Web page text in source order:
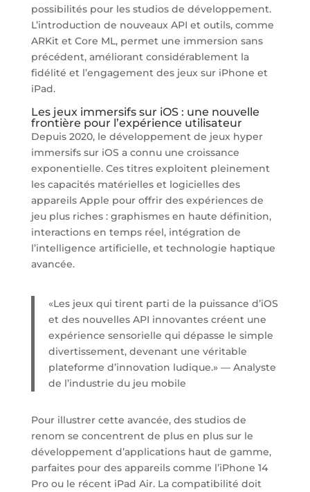
possibilités pour les studios de développement.
L’introduction de nouveaux API et outils, comme
ARKit et Core ML, permet une immersion sans
précédent, améliorant considérablement la
fidélité et l’engagement des jeux sur iPhone et
iPad.
Les jeux immersifs sur iOS : une nouvelle
frontière pour l’expérience utilisateur
Depuis 2020, le développement de jeux hyper
immersifs sur iOS a connu une croissance
exponentielle. Ces titres exploitent pleinement
les capacités matérielles et logicielles des
appareils Apple pour offrir des expériences de
jeu plus riches : graphismes en haute définition,
interactions en temps réel, intégration de
l’intelligence artificielle, et technologie haptique
avancée.
«Les jeux qui tirent parti de la puissance d’iOS
et des nouvelles API innovantes créent une
expérience sensorielle qui dépasse le simple
divertissement, devenant une véritable
plateforme d’innovation ludique.» — Analyste
de l’industrie du jeu mobile
Pour illustrer cette avancée, des studios de
renom se concentrent de plus en plus sur le
développement d’applications haut de gamme,
parfaites pour des appareils comme l’iPhone 14
Pro ou le récent iPad Air. La compatibilité doit